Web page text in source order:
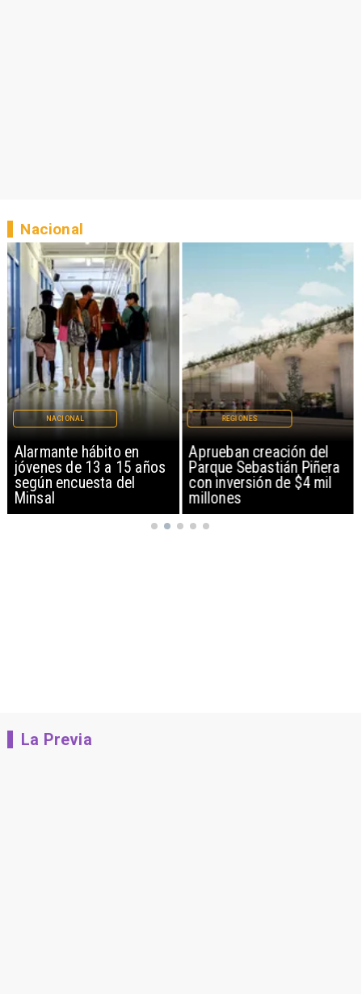
Alarmante hábito en
jóvenes de 13 a 15 años
según encuesta del
Minsal
NACIONAL
Aprueban creación del
Parque Sebastián Piñera
con inversión de $4 mil
millones
REGIONES
Nacional
La Previa